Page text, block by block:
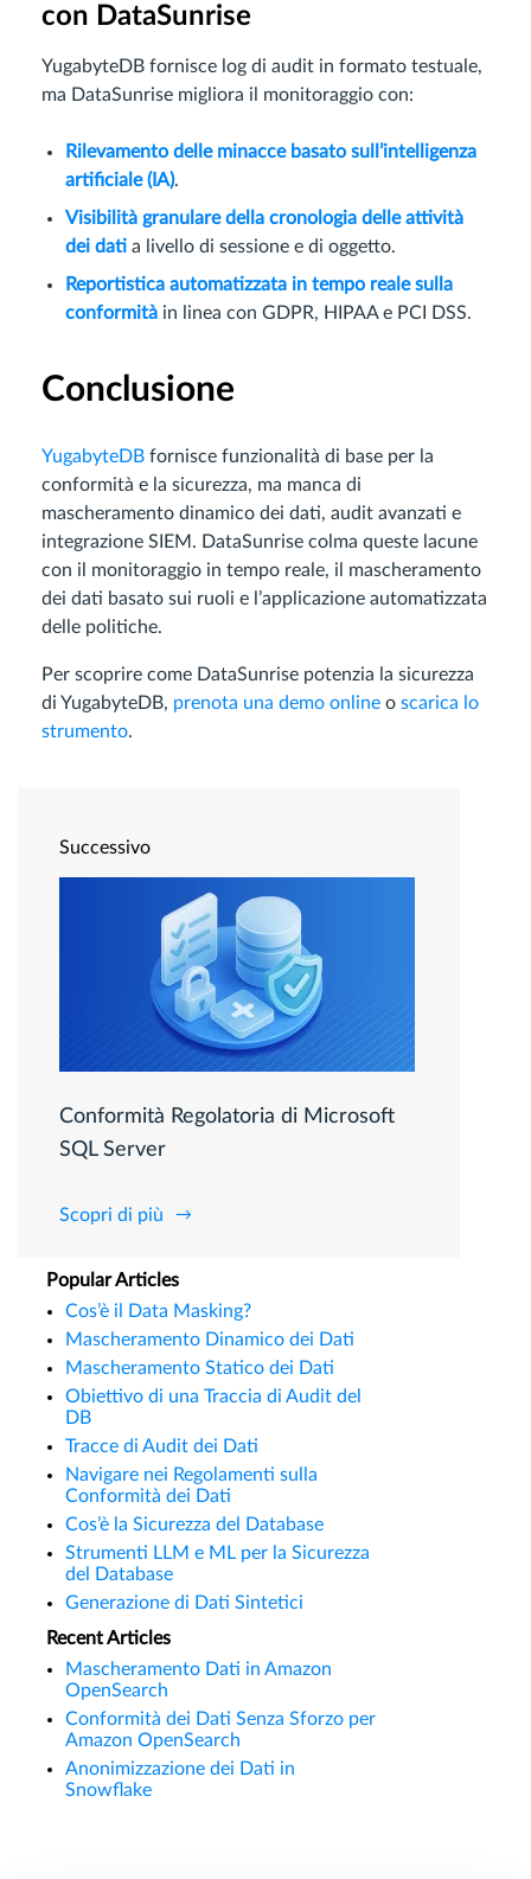
con DataSunrise
YugabyteDB fornisce log di audit in formato testuale,
ma DataSunrise migliora il monitoraggio con:
Rilevamento delle minacce basato sull’intelligenza
artificiale (IA).
Visibilità granulare della cronologia delle attività
dei dati a livello di sessione e di oggetto.
Reportistica automatizzata in tempo reale sulla
conformità in linea con GDPR, HIPAA e PCI DSS.
Conclusione
YugabyteDB fornisce funzionalità di base per la
conformità e la sicurezza, ma manca di
mascheramento dinamico dei dati, audit avanzati e
integrazione SIEM. DataSunrise colma queste lacune
con il monitoraggio in tempo reale, il mascheramento
dei dati basato sui ruoli e l’applicazione automatizzata
delle politiche.
Per scoprire come DataSunrise potenzia la sicurezza
di YugabyteDB, prenota una demo online o scarica lo
strumento.
Successivo
Conformità Regolatoria di Microsoft
SQL Server
Scopri di più
Popular Articles
Cos’è il Data Masking?
Mascheramento Dinamico dei Dati
Mascheramento Statico dei Dati
Obiettivo di una Traccia di Audit del
DB
Tracce di Audit dei Dati
Navigare nei Regolamenti sulla
Conformità dei Dati
Cos’è la Sicurezza del Database
Strumenti LLM e ML per la Sicurezza
del Database
Generazione di Dati Sintetici
Recent Articles
Mascheramento Dati in Amazon
OpenSearch
Conformità dei Dati Senza Sforzo per
Amazon OpenSearch
Anonimizzazione dei Dati in
Snowflake